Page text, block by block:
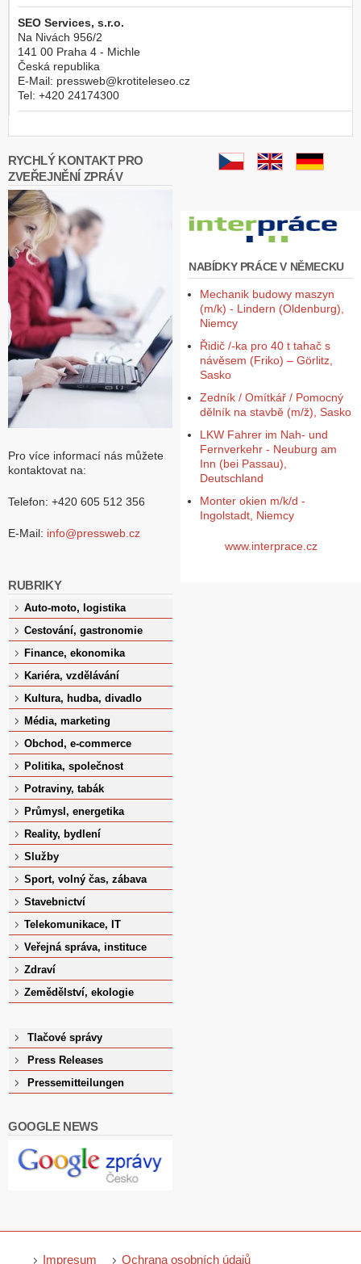
SEO Services, s.r.o.
Na Nivách 956/2
141 00 Praha 4 - Michle
Česká republika
E-Mail: pressweb@krotiteleseo.cz
Tel: +420 24174300
RYCHLÝ KONTAKT PRO
ZVEŘEJNĚNÍ ZPRÁV
Pro více informací nás můžete
kontaktovat na:
Telefon: +420 605 512 356
E-Mail: info@pressweb.cz
RUBRIKY
Auto-moto, logistika
Cestování, gastronomie
Finance, ekonomika
Kariéra, vzdělávání
Kultura, hudba, divadlo
Média, marketing
Obchod, e-commerce
Politika, společnost
Potraviny, tabák
Průmysl, energetika
Reality, bydlení
Služby
Sport, volný čas, zábava
Stavebnictví
Telekomunikace, IT
Veřejná správa, instituce
Zdraví
Zemědělství, ekologie
Tlačové správy
Press Releases
Pressemitteilungen
GOOGLE NEWS
NABÍDKY PRÁCE V NĚMECKU
Mechanik budowy maszyn
(m/k) - Lindern (Oldenburg),
Niemcy
Řidič /-ka pro 40 t tahač s
návěsem (Friko) – Görlitz,
Sasko
Zedník / Omítkář / Pomocný
dělník na stavbě (m/ž), Sasko
LKW Fahrer im Nah- und
Fernverkehr - Neuburg am
Inn (bei Passau),
Deutschland
Monter okien m/k/d -
Ingolstadt, Niemcy
www.interprace.cz
Impresum Ochrana osobních údajů